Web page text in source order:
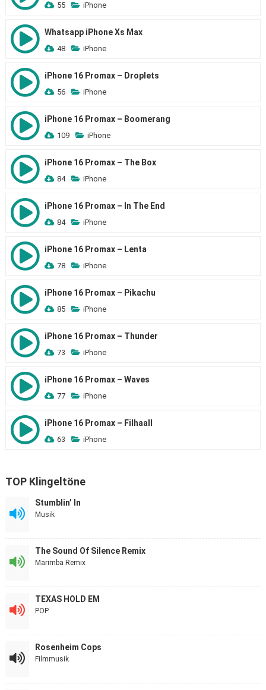
55 iPhone
Whatsapp iPhone Xs Max
48 iPhone
iPhone 16 Promax – Droplets
56 iPhone
iPhone 16 Promax – Boomerang
109 iPhone
iPhone 16 Promax – The Box
84 iPhone
iPhone 16 Promax – In The End
84 iPhone
iPhone 16 Promax – Lenta
78 iPhone
iPhone 16 Promax – Pikachu
85 iPhone
iPhone 16 Promax – Thunder
73 iPhone
iPhone 16 Promax – Waves
77 iPhone
iPhone 16 Promax – Filhaall
63 iPhone
TOP Klingeltöne
Stumblin’ In
Musik
The Sound Of Silence Remix
Marimba Remix
TEXAS HOLD EM
POP
Rosenheim Cops
Filmmusik